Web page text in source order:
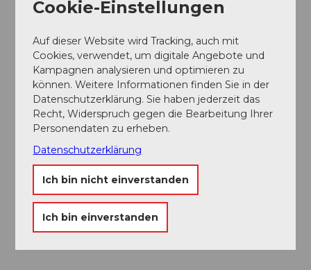
Unterstützt durch
Der LUNA Inspiration Day wird unterstützt im
Rahmen des Innotour-Projekts “LUNA: Luzern –
Cookie-Einstellungen
Auf dieser Website wird Tracking, auch mit
Cookies, verwendet, um digitale Angebote und
Kampagnen analysieren und optimieren zu
können. Weitere Informationen finden Sie in der
Datenschutzerklärung. Sie haben jederzeit das
Recht, Widerspruch gegen die Bearbeitung Ihrer
Personendaten zu erheben.
Datenschutzerklärung
Ich bin nicht einverstanden
Ich bin einverstanden